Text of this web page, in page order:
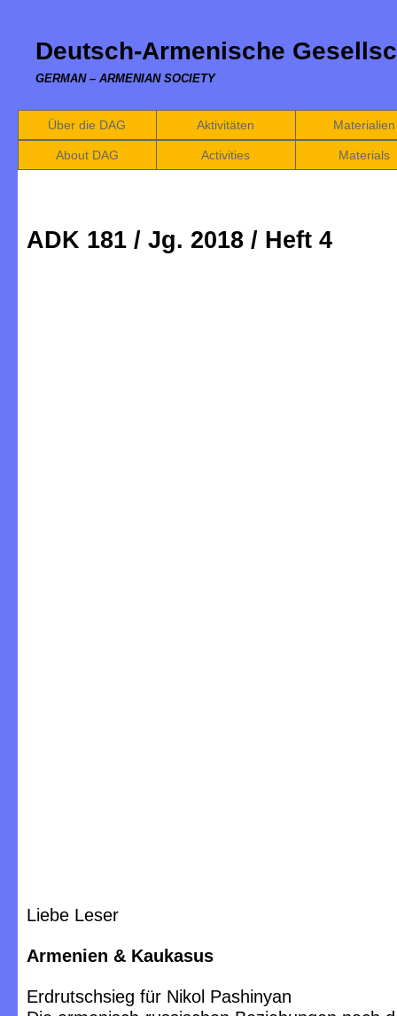
Deutsch-Armenische
GERMAN – ARMENIAN SOCIETY
Über die DAG Aktivitäten Materialien
About DAG Activities Materials
ADK 181 / Jg. 2018 / Heft 4
Liebe Leser
Armenien & Kaukasus
Erdrutschsieg für Nikol Pashinyan